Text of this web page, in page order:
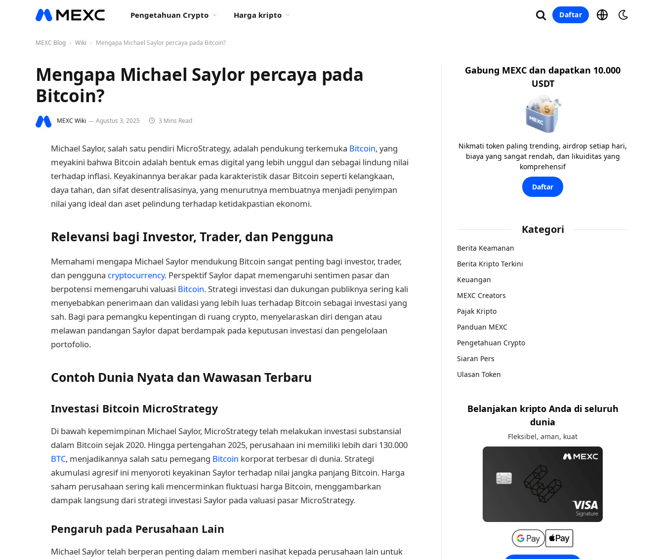
Pengetahuan Crypto Harga kripto Daftar
MEXC Blog - Wiki - Mengapa Michael Saylor percaya pada Bitcoin?
Mengapa Michael Saylor percaya pada
Bitcoin?
MEXC Wiki Agustus 3, 2025 3 Mins Read
Michael Saylor, salah satu pendiri MicroStrategy, adalah pendukung terkemuka Bitcoin, yang
meyakini bahwa Bitcoin adalah bentuk emas digital yang lebih unggul dan sebagai lindung nilai
terhadap inflasi. Keyakinannya berakar pada karakteristik dasar Bitcoin seperti kelangkaan,
daya tahan, dan sifat desentralisasinya, yang menurutnya membuatnya menjadi penyimpan
nilai yang ideal dan aset pelindung terhadap ketidakpastian ekonomi.
Relevansi bagi Investor, Trader, dan Pengguna
Memahami mengapa Michael Saylor mendukung Bitcoin sangat penting bagi investor, trader,
dan pengguna cryptocurrency. Perspektif Saylor dapat memengaruhi sentimen pasar dan
berpotensi memengaruhi valuasi Bitcoin. Strategi investasi dan dukungan publiknya sering kali
menyebabkan penerimaan dan validasi yang lebih luas terhadap Bitcoin sebagai investasi yang
sah. Bagi para pemangku kepentingan di ruang crypto, menyelaraskan diri dengan atau
melawan pandangan Saylor dapat berdampak pada keputusan investasi dan pengelolaan
portofolio.
Contoh Dunia Nyata dan Wawasan Terbaru
Investasi Bitcoin MicroStrategy
Di bawah kepemimpinan Michael Saylor, MicroStrategy telah melakukan investasi substansial
dalam Bitcoin sejak 2020. Hingga pertengahan 2025, perusahaan ini memiliki lebih dari 130.000
BTC, menjadikannya salah satu pemegang Bitcoin korporat terbesar di dunia. Strategi
akumulasi agresif ini menyoroti keyakinan Saylor terhadap nilai jangka panjang Bitcoin. Harga
saham perusahaan sering kali mencerminkan fluktuasi harga Bitcoin, menggambarkan
dampak langsung dari strategi investasi Saylor pada valuasi pasar MicroStrategy.
Pengaruh pada Perusahaan Lain
Michael Saylor telah berperan penting dalam memberi nasihat kepada perusahaan lain untuk
Gabung MEXC dan dapatkan 10.000
USDT
Nikmati token paling trending, airdrop setiap hari,
biaya yang sangat rendah, dan likuiditas yang
komprehensif
Daftar
Kategori
Berita Keamanan
Berita Kripto Terkini
Keuangan
MEXC Creators
Pajak Kripto
Panduan MEXC
Pengetahuan Crypto
Siaran Pers
Ulasan Token
Belanjakan kripto Anda di seluruh
dunia
Fleksibel, aman, kuat